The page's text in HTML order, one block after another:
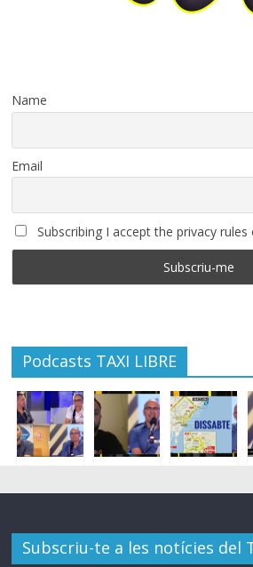
Name
Email
Subscribing I accept the privacy
Podcasts TAXI LIBRE
Subscriu-te a les notícies del